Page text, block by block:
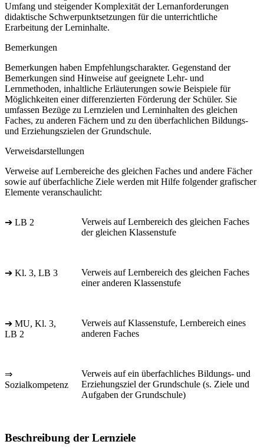
Umfang und steigender Komplexität der Lernanforderungen
didaktische Schwerpunktsetzungen für die unterrichtliche
Erarbeitung der Lerninhalte.
Bemerkungen
Bemerkungen haben Empfehlungscharakter. Gegenstand der
Bemerkungen sind Hinweise auf geeignete Lehr- und
Lernmethoden, inhaltliche Erläuterungen sowie Beispiele für
Möglichkeiten einer differenzierten Förderung der Schüler. Sie
umfassen Bezüge zu Lernzielen und Lerninhalten des gleichen
Faches, zu anderen Fächern und zu den überfachlichen Bildungs-
und Erziehungszielen der Grundschule.
Verweisdarstellungen
Verweise auf Lernbereiche des gleichen Faches und andere Fächer
sowie auf überfachliche Ziele werden mit Hilfe folgender grafischer
Elemente veranschaulicht:
➔ LB 2
Verweis auf Lernbereich des gleichen Faches
der gleichen Klassenstufe
➔ Kl. 3, LB 3
Verweis auf Lernbereich des gleichen Faches
einer anderen Klassenstufe
➔ MU, Kl. 3,
LB 2
Verweis auf Klassenstufe, Lernbereich eines
anderen Faches
⇒
Sozialkompetenz
Verweis auf ein überfachliches Bildungs- und
Erziehungsziel der Grundschule (s. Ziele und
Aufgaben der Grundschule)
Beschreibung der Lernziele